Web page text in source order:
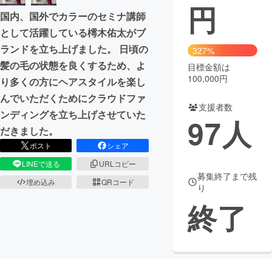
まちづくり・地域活性化
CAMPFIRE for Social Good CAMPFIRE Creation
CAMPFIREふるさと納税machi-ya コミュニティ
国内、国外でカラーのセミナ講師
として活躍している樗木佑太がブ
ランドを立ち上げました。 日頃の
髪の毛の状態を良くするため、よ
り多くの方にヘアスタイルを楽し
んでいただくためにクラウドファ
ンディングを立ち上げさせていた
だきました。
ポスト
シェア
LINEで送る
URLコピー
埋め込み
QRコード
円
327%
目標金額は
100,000円
支援者数
97人
募集終了まで残
り
終了